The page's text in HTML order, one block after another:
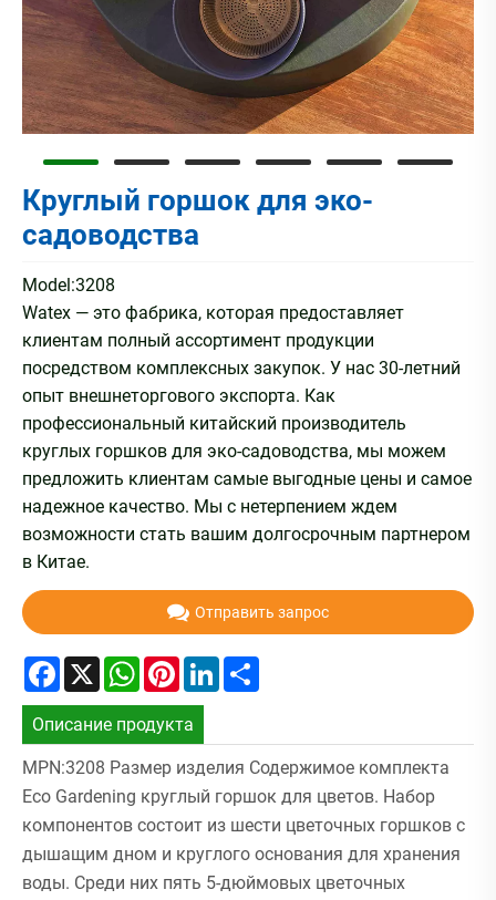
Круглый горшок для эко-
садоводства
Model:3208
Watex — это фабрика, которая предоставляет
клиентам полный ассортимент продукции
посредством комплексных закупок. У нас 30-летний
опыт внешнеторгового экспорта. Как
профессиональный китайский производитель
круглых горшков для эко-садоводства, мы можем
предложить клиентам самые выгодные цены и самое
надежное качество. Мы с нетерпением ждем
возможности стать вашим долгосрочным партнером
в Китае.
Отправить запрос
Facebook
X WhatsApp
PinterestLinkedIn
Описание продукта
MPN:3208 Размер изделия Содержимое комплекта
Eco Gardening круглый горшок для цветов. Набор
компонентов состоит из шести цветочных горшков с
дышащим дном и круглого основания для хранения
воды. Среди них пять 5-дюймовых цветочных